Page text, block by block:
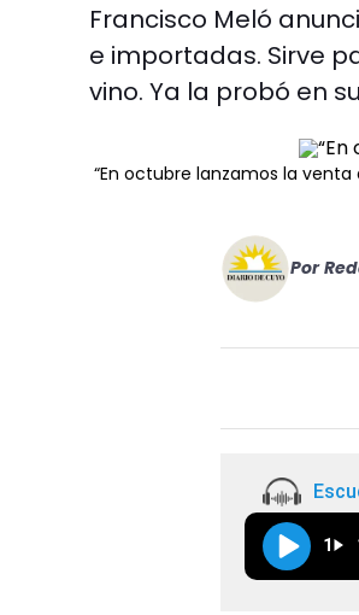
Francisco Meló
e importadas. Sirve
vino. Ya la probó en
“En octubre lanzamos la
Por
1